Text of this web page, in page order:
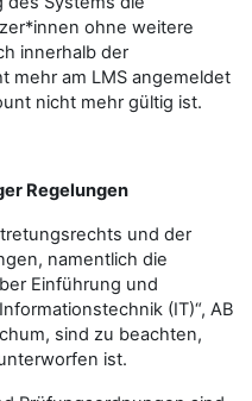
ohne weitere
innerhalb der
mehr am LMS angemeldet
nicht mehr gültig ist.
Regelungen
und der
namentlich die
Einführung und
(IT)“, AB
sind zu beachten,
ist.